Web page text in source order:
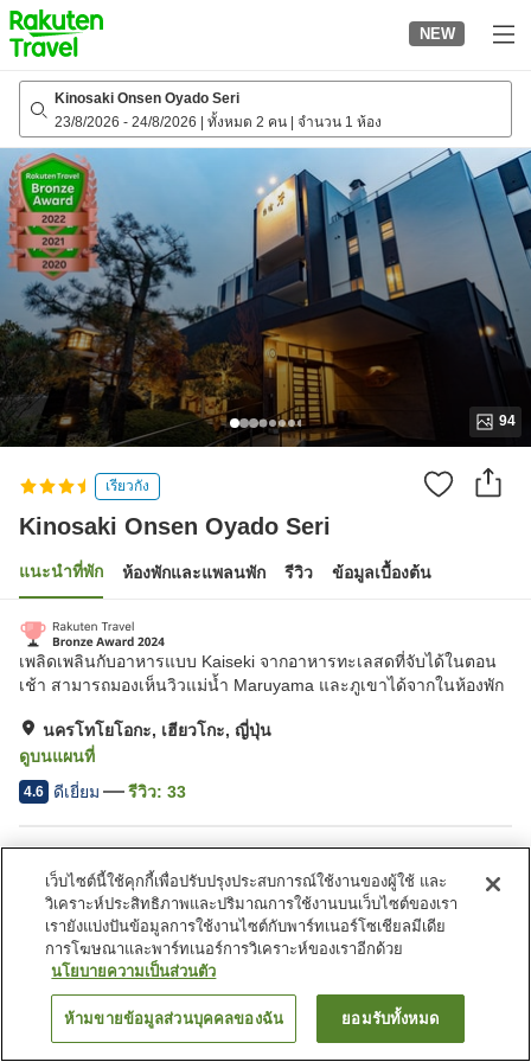
to
top
page
NEW
Kinosaki Onsen Oyado Seri
23/8/2026 - 24/8/2026 ทั้งหมด 2 คน จำนวน 1 ห้อง
94
เรียวกัง
Kinosaki Onsen Oyado Seri
แนะนำที่พัก ห้องพักและแพลนพัก รีวิว ข้อมูลเบื้องต้น
เพลิดเพลินกับอาหารแบบ Kaiseki จากอาหารทะเลสดที่จับได้ในตอน
เช้า สามารถมองเห็นวิวแม่น้ำ Maruyama และภูเขาได้จากในห้องพัก
นครโทโยโอกะ, เฮียวโกะ, ญี่ปุ่น
ดูบนแผนที่
4.6 ดีเยี่ยม รีวิว: 33
ที่จอดรถ
สปา/บิวตี้ซาลอน
คาเฟ่
ตู้จำหน่ายอัตโนมัติ
หน้าแรก ญี่ปุ่น เฮียวโกะ
Kinosaki Onsen Oyado Seri
ค้นหาห้องพัก
เว็บไซต์นี้ใช้คุกกี้เพื่อปรับปรุงประสบการณ์ใช้งานของผู้ใช้ และ
วิเคราะห์ประสิทธิภาพและปริมาณการใช้งานบนเว็บไซต์ของเรา
เรายังแบ่งปันข้อมูลการใช้งานไซต์กับพาร์ทเนอร์โซเชียลมีเดีย
การโฆษณาและพาร์ทเนอร์การวิเคราะห์ของเราอีกด้วย
นโยบายความเป็นส่วนตัว
ห้ามขายข้อมูลส่วนบุคคลของฉัน ยอมรับทั้งหมด